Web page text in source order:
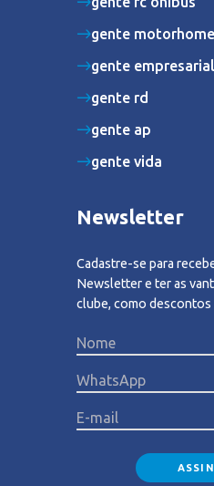
gente motorhome
gente empresarial
gente rd
gente ap
gente vida
Newsletter
Cadastre-se para
Newsletter e ter as
clube, como descontos